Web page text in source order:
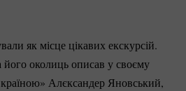
як місце цікавих екскурсій.
його околиць описав у своєму
Алєксандер Яновський,